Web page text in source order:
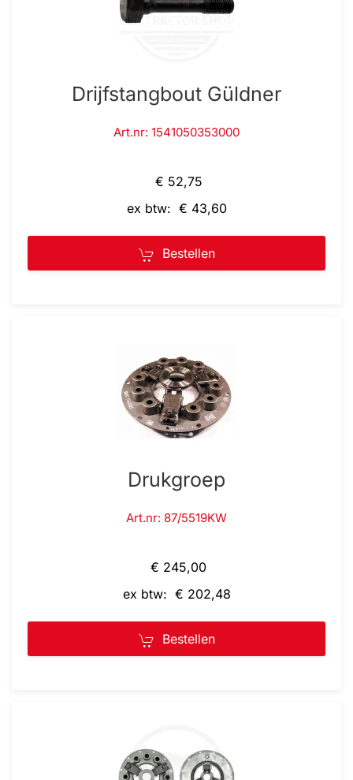
Drijfstangbout Güldner
Art.nr: 1541050353000
€ 52,75
ex btw: € 43,60
Bestellen
Drukgroep
Art.nr: 87/5519KW
€ 245,00
ex btw: € 202,48
Bestellen